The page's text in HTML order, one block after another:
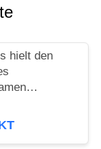
hielt den